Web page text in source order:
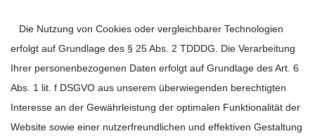
Die Nutzung von Cookies oder vergleichbarer Technologien
erfolgt auf Grundlage des § 25 Abs. 2 TDDDG. Die Verarbeitung
Ihrer personenbezogenen Daten erfolgt auf Grundlage des Art. 6
Abs. 1 lit. f DSGVO aus unserem überwiegenden berechtigten
Interesse an der Gewährleistung der optimalen Funktionalität der
Website sowie einer nutzerfreundlichen und effektiven Gestaltung